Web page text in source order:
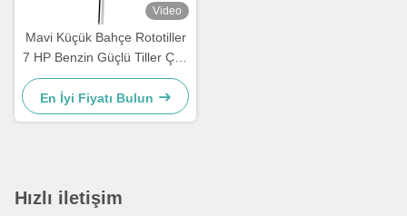
Video
Mavi Küçük Bahçe Rototiller
7 HP Benzin Güçlü Tiller Çok
amaçlı
En İyi Fiyatı Bulun
Hızlı iletişim